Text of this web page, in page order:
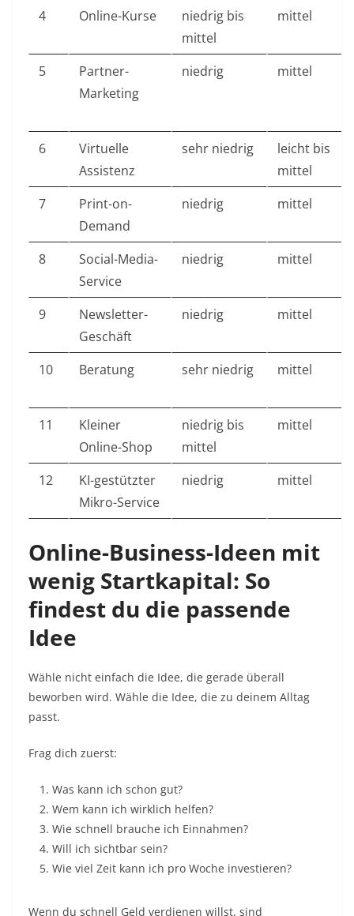
4 Online-Kurse
niedrig bis
mittel
mittel
5
Partner-
Marketing
niedrig mittel
6
Virtuelle
Assistenz
sehr niedrig
leicht bis
mittel
7
Print-on-
Demand
niedrig mittel
8
Social-Media-
Service
niedrig mittel
9
Newsletter-
Geschäft
niedrig mittel
10 Beratung sehr niedrig mittel
11
Kleiner
Online-Shop
niedrig bis
mittel
mittel
12
KI-gestützter
Mikro-Service
niedrig mittel
Online-Business-Ideen mit
wenig Startkapital: So
findest du die passende
Idee
Wähle nicht einfach die Idee, die gerade überall
beworben wird. Wähle die Idee, die zu deinem Alltag
passt.
Frag dich zuerst:
Was kann ich schon gut?
Wem kann ich wirklich helfen?
Wie schnell brauche ich Einnahmen?
Will ich sichtbar sein?
Wie viel Zeit kann ich pro Woche investieren?
Wenn du schnell Geld verdienen willst, sind